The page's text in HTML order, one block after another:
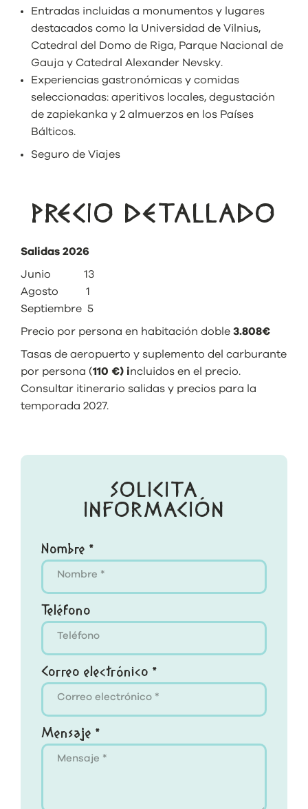
Entradas incluidas a monumentos y lugares
destacados como la Universidad de Vilnius,
Catedral del Domo de Riga, Parque Nacional de
Gauja y Catedral Alexander Nevsky.
Experiencias gastronómicas y comidas
seleccionadas: aperitivos locales, degustación
de zapiekanka y 2 almuerzos en los Países
Bálticos.
Seguro de Viajes
PRECIO DETALLADO
Salidas 2026
Junio 13
Agosto 1
Septiembre 5
Precio por persona en habitación doble 3.808€
Tasas de aeropuerto y suplemento del carburante
por persona (110 €) incluidos en el precio.
Consultar itinerario salidas y precios para la
temporada 2027.
SOLICITA
INFORMACIÓN
Nombre *
Teléfono
Correo electrónico *
Mensaje *